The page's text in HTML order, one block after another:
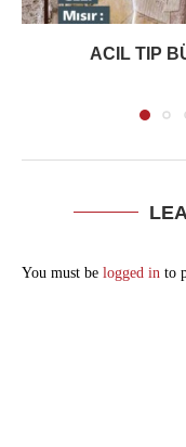
ACIL TIP
You must be logged in to